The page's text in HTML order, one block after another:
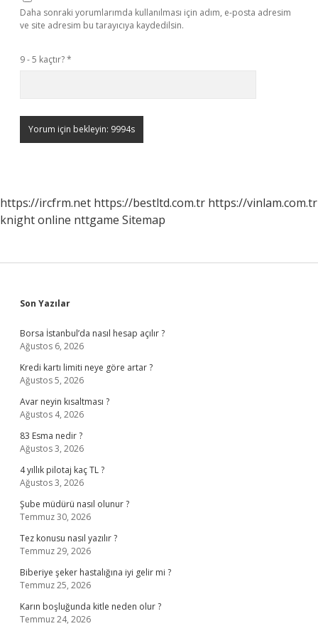
Daha sonraki yorumlarımda kullanılması için adım, e-posta adresim
ve site adresim bu tarayıcıya kaydedilsin.
9 - 5 kaçtır?*
https://ircfrm.net https://bestltd.com.tr https://vinlam.com.tr
knight online nttgame Sitemap
Sidebar
Son Yazılar
Borsa İstanbul’da nasıl hesap açılır ?
Ağustos 6, 2026
Kredi kartı limiti neye göre artar ?
Ağustos 5, 2026
Avar neyin kısaltması ?
Ağustos 4, 2026
83 Esma nedir ?
Ağustos 3, 2026
4 yıllık pilotaj kaç TL ?
Ağustos 3, 2026
Şube müdürü nasıl olunur ?
Temmuz 30, 2026
Tez konusu nasıl yazılır ?
Temmuz 29, 2026
Biberiye şeker hastalığına iyi gelir mi ?
Temmuz 25, 2026
Karın boşluğunda kitle neden olur ?
Temmuz 24, 2026